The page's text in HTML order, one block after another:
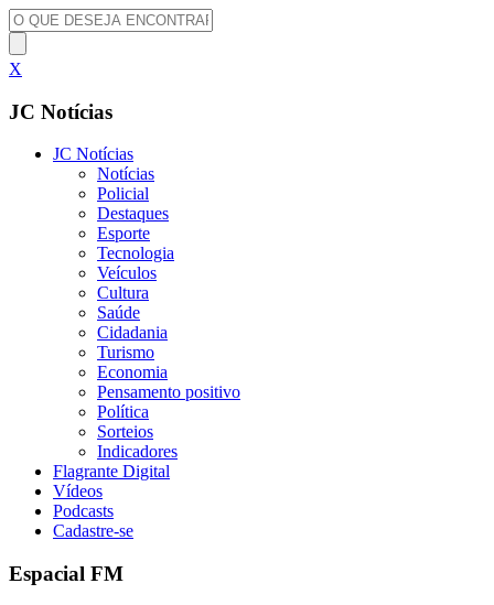
X
JC Notícias
JC Notícias
Notícias
Policial
Destaques
Esporte
Tecnologia
Veículos
Cultura
Saúde
Cidadania
Turismo
Economia
Pensamento positivo
Política
Sorteios
Indicadores
Flagrante Digital
Vídeos
Podcasts
Cadastre-se
Espacial FM